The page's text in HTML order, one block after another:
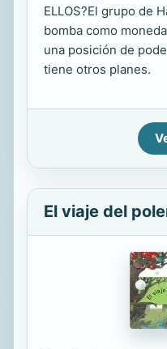
ELLOS?El grupo de
bomba como
una posición de
tiene otros planes.
El viaje del